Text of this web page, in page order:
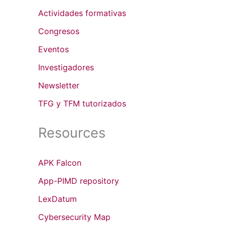
Actividades formativas
Congresos
Eventos
Investigadores
Newsletter
TFG y TFM tutorizados
Resources
APK Falcon
App-PIMD repository
LexDatum
Cybersecurity Map